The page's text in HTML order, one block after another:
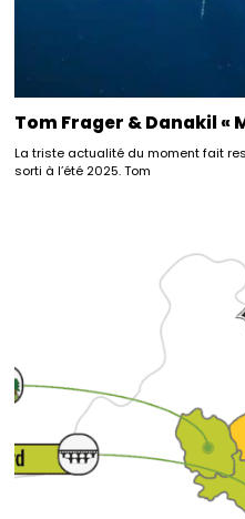
Tom Frager & Danakil «
La triste actualité du moment fait
sorti à l’été 2025. Tom